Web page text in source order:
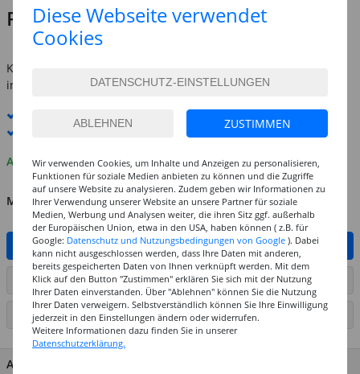
Preis: 7,59 €
inkl. MwSt.
Kostenlose Lieferung ab
innerhalb Deutschlands -Details
10. - 11. August
Premium-Lieferung verfügbar
Auf Lager
MENGE
IN DEN WARENKORB
ARTIKEL AUF WUNSCHLISTE SETZEN
SEITE DRUCKEN
ARTIKEL MERKMALE & DETAILS
Diese Webseite verwendet
Cookies
ZUSTIMMEN
Wir verwenden Cookies, um Inhalte und Anzeigen zu personalisieren,
Funktionen für soziale Medien anbieten zu können und die Zugriffe
auf unsere Website zu analysieren. Zudem geben wir Informationen zu
Ihrer Verwendung unserer Website an unsere Partner für soziale
Medien, Werbung und Analysen weiter, die ihren Sitz ggf. außerhalb
der Europäischen Union, etwa in den USA, haben können ( z.B. für
Google: Datenschutz und Nutzungsbedingungen von Google ). Dabei
kann nicht ausgeschlossen werden, dass Ihre Daten mit anderen,
bereits gespeicherten Daten von Ihnen verknüpft werden. Mit dem
Klick auf den Button "Zustimmen" erklären Sie sich mit der Nutzung
Ihrer Daten einverstanden. Über "Ablehnen" können Sie die Nutzung
Ihrer Daten verweigern. Selbstverständlich können Sie Ihre Einwilligung
jederzeit in den Einstellungen ändern oder widerrufen.
Weitere Informationen dazu finden Sie in unserer
Datenschutzerklärung.